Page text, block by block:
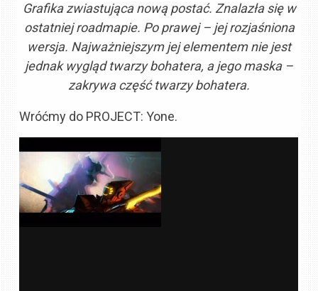
Grafika zwiastująca nową postać. Znalazła się w
ostatniej roadmapie. Po prawej – jej rozjaśniona
wersja. Najważniejszym jej elementem nie jest
jednak wygląd twarzy bohatera, a jego maska –
zakrywa część twarzy bohatera.
Wróćmy do PROJECT: Yone.